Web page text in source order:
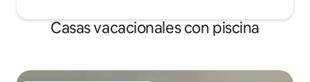
Casas vacacionales con piscina